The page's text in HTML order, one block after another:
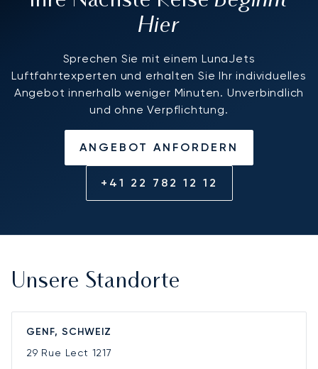
Hier
Sprechen Sie mit einem LunaJets
Luftfahrtexperten und erhalten Sie Ihr individuelles
Angebot innerhalb weniger Minuten. Unverbindlich
und ohne Verpflichtung.
ANGEBOT ANFORDERN
+41 22 782 12 12
Unsere Standorte
GENF, SCHWEIZ
29 Rue Lect 1217